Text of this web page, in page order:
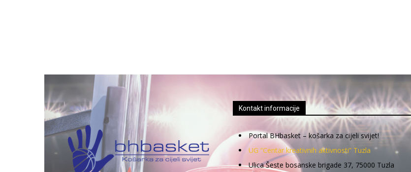
Kontakt informacije
Portal BHbasket – košarka za cijeli svijet!
UG “Centar kreativnih aktivnosti” Tuzla
Ulica Šeste bosanske brigade 37, 75000 Tuzla